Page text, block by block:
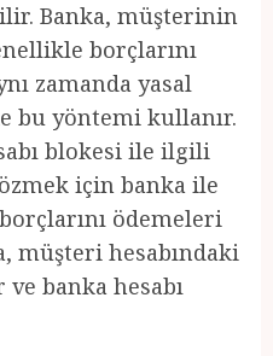
Banka, müşterinin
borçlarını
zamanda yasal
bu yöntemi kullanır.
blokesi ile ilgili
için banka ile
ödemeleri
müşteri hesabındaki
banka hesabı